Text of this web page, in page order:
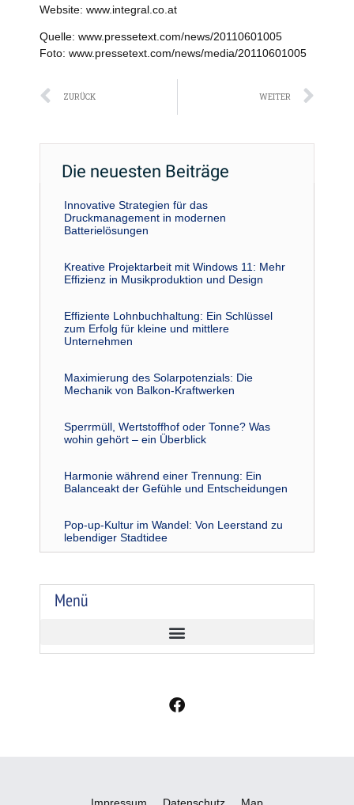
Website: www.integral.co.at
Quelle: www.pressetext.com/news/20110601005
Foto: www.pressetext.com/news/media/20110601005
Zurück
ZURÜCK WEITER
Die neuesten Beiträge
Innovative Strategien für das
Druckmanagement in modernen
Batterielösungen
Kreative Projektarbeit mit Windows 11: Mehr
Effizienz in Musikproduktion und Design
Effiziente Lohnbuchhaltung: Ein Schlüssel
zum Erfolg für kleine und mittlere
Unternehmen
Maximierung des Solarpotenzials: Die
Mechanik von Balkon-Kraftwerken
Sperrmüll, Wertstoffhof oder Tonne? Was
wohin gehört – ein Überblick
Harmonie während einer Trennung: Ein
Balanceakt der Gefühle und Entscheidungen
Pop-up-Kultur im Wandel: Von Leerstand zu
lebendiger Stadtidee
Menü
F
a
o